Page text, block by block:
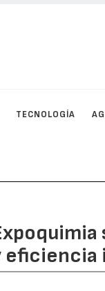
TECNOLOGÍA